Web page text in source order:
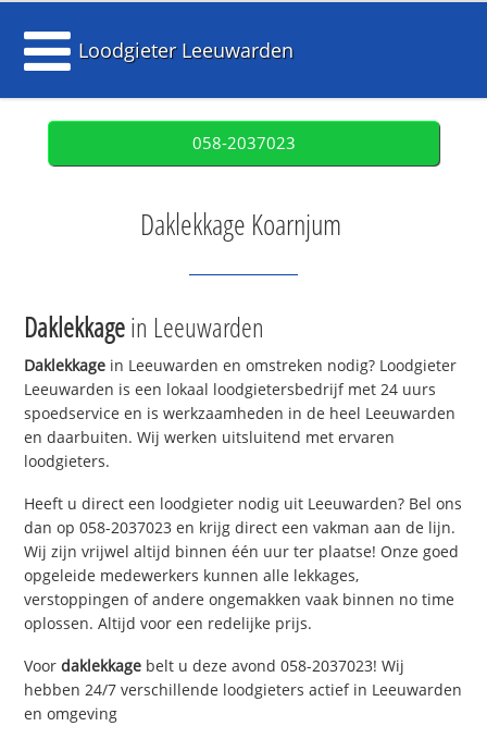
Loodgieter Leeuwarden
058-2037023
Daklekkage Koarnjum
Daklekkagein Leeuwarden
Daklekkage in Leeuwarden en omstreken nodig? Loodgieter
Leeuwarden is een lokaal loodgietersbedrijf met 24 uurs
spoedservice en is werkzaamheden in de heel Leeuwarden
en daarbuiten. Wij werken uitsluitend met ervaren
loodgieters.
Heeft u direct een loodgieter nodig uit Leeuwarden? Bel ons
dan op 058-2037023 en krijg direct een vakman aan de lijn.
Wij zijn vrijwel altijd binnen één uur ter plaatse! Onze goed
opgeleide medewerkers kunnen alle lekkages,
verstoppingen of andere ongemakken vaak binnen no time
oplossen. Altijd voor een redelijke prijs.
Voordaklekkage belt u deze avond 058-2037023! Wij
hebben 24/7 verschillende loodgieters actief in Leeuwarden
en omgeving